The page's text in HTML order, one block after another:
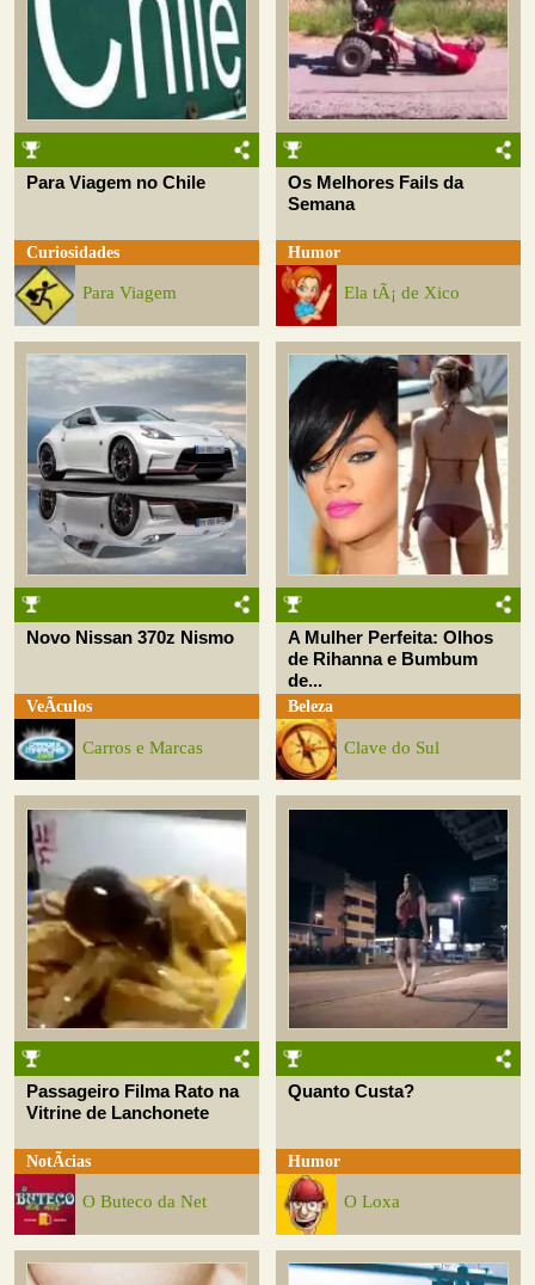
Para Viagem no Chile
Curiosidades
Para Viagem
Os Melhores Fails da
Semana
Humor
Ela tÃ¡ de Xico
Novo Nissan 370z Nismo
VeÃ­culos
Carros e Marcas
A Mulher Perfeita: Olhos
de Rihanna e Bumbum
de...
Beleza
Clave do Sul
Passageiro Filma Rato na
Vitrine de Lanchonete
NotÃ­cias
O Buteco da Net
Quanto Custa?
Humor
O Loxa